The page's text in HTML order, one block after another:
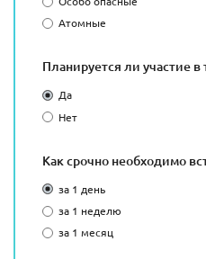
Атомные
Планируется ли участие в
Да
Нет
Как срочно необходимо
за 1 день
за 1 неделю
за 1 месяц